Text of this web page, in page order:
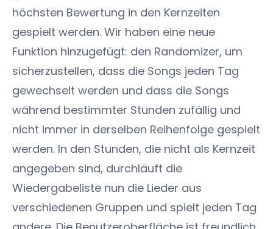
höchsten Bewertung in den Kernzeiten
gespielt werden. Wir haben eine neue
Funktion hinzugefügt: den Randomizer, um
sicherzustellen, dass die Songs jeden Tag
gewechselt werden und dass die Songs
während bestimmter Stunden zufällig und
nicht immer in derselben Reihenfolge gespielt
werden. In den Stunden, die nicht als Kernzeit
angegeben sind, durchläuft die
Wiedergabeliste nun die Lieder aus
verschiedenen Gruppen und spielt jeden Tag